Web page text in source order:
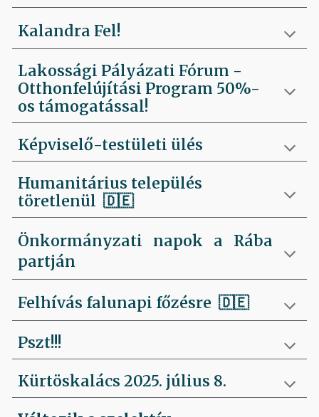
Kalandra Fel!
Lakossági Pályázati Fórum -
Otthonfelújítási Program 50%-
os támogatással!
Képviselő-testületi ülés
Humanitárius település
töretlenül🇩🇪
Önkormányzati napok a Rába
partján
Felhívás falunapi főzésre🇩🇪
Pszt!!!
Kürtöskalács 2025. július 8.